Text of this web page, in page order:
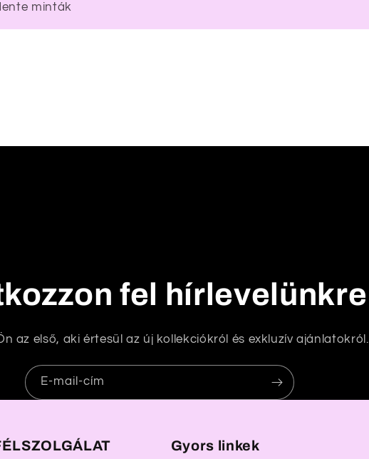
minták
fel hírlevelünkre
az első, aki értesül az új kollekciókról és exkluzív ajánlatokról.
E-mail-cím
Gyors linkek